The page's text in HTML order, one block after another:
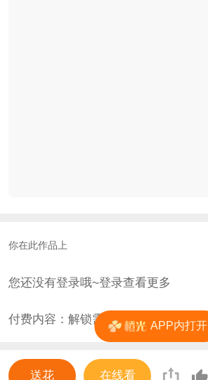
你在此作品上
您还没有登录哦~登录查看更多
付费内容：解锁需 0花
送花 在线看
APP内打开